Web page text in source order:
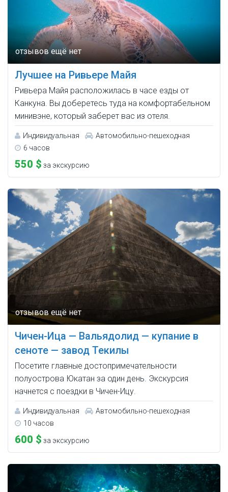
Лучшее на Ривьере Майя
Ривьера Майя расположилась в часе езды от
Канкуна. Вы доберетесь туда на комфортабельном
минивэне, который заберет вас из отеля.
Индивидуальная
Автомобильно-пешеходная
6 часов
550 $ за экскурсию
Чичен-Ица — Вальядолид — купание в
сеноте — завод Текилы
Посетите главные достопримечательности
полуострова Юкатан за один день. Экскурсия
начнется с поездки в Чичен-Ицу.
Индивидуальная
Автомобильно-пешеходная
10 часов
600 $ за экскурсию